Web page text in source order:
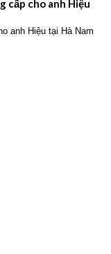
cấp cho anh Hiệu
anh Hiệu tại Hà Nam